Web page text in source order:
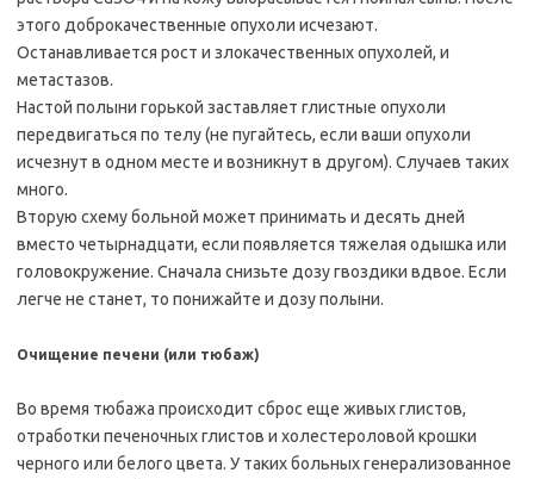
этого доброкачественные опухоли исчезают.
Останавливается рост и злокачественных опухолей, и
метастазов.
Настой полыни горькой заставляет глистные опухоли
передвигаться по телу (не пугайтесь, если ваши опухоли
исчезнут в одном месте и возникнут в другом). Случаев таких
много.
Вторую схему больной может принимать и десять дней
вместо четырнадцати, если появляется тяжелая одышка или
головокружение. Сначала снизьте дозу гвоздики вдвое. Если
легче не станет, то понижайте и дозу полыни.
Очищение печени (или тюбаж)
Во время тюбажа происходит сброс еще живых глистов,
отработки печеночных глистов и холестероловой крошки
черного или белого цвета. У таких больных генерализованное